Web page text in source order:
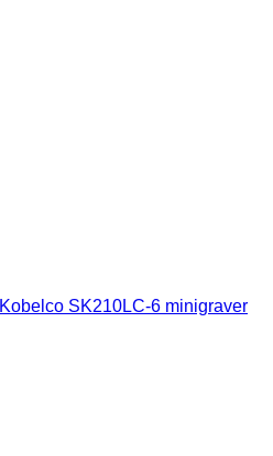
Kobelco SK210LC-6 minigraver